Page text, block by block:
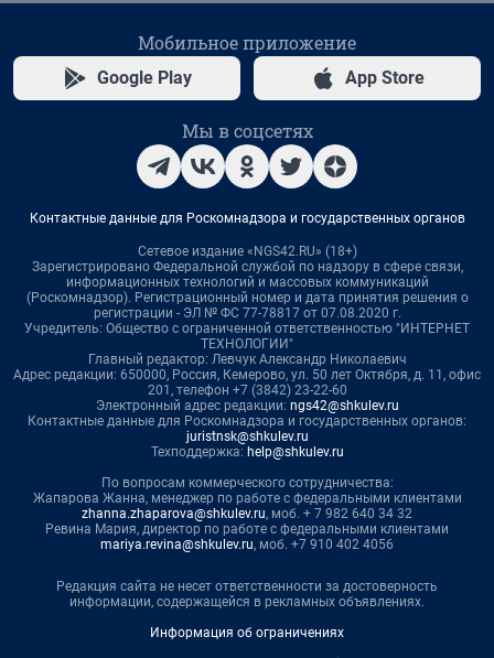
Мобильное приложение
Google Play App Store
Мы в соцсетях
Контактные данные для Роскомнадзора и государственных органов
Сетевое издание «NGS42.RU» (18+)
Зарегистрировано Федеральной службой по надзору в сфере связи,
информационных технологий и массовых коммуникаций
(Роскомнадзор). Регистрационный номер и дата принятия решения о
регистрации - ЭЛ № ФС 77-78817 от 07.08.2020 г.
Учредитель: Общество с ограниченной ответственностью "ИНТЕРНЕТ
ТЕХНОЛОГИИ"
Главный редактор: Левчук Александр Николаевич
Адрес редакции: 650000, Россия, Кемерово, ул. 50 лет Октября, д. 11, офис
201, телефон +7 (3842) 23-22-60
Электронный адрес редакции: ngs42@shkulev.ru
Контактные данные для Роскомнадзора и государственных органов:
juristnsk@shkulev.ru
Техподдержка: help@shkulev.ru
По вопросам коммерческого сотрудничества:
Жапарова Жанна, менеджер по работе с федеральными клиентами
zhanna.zhaparova@shkulev.ru, моб. + 7 982 640 34 32
Ревина Мария, директор по работе с федеральными клиентами
mariya.revina@shkulev.ru, моб. +7 910 402 4056
Редакция сайта не несет ответственности за достоверность
информации, содержащейся в рекламных объявлениях.
Информация об ограничениях